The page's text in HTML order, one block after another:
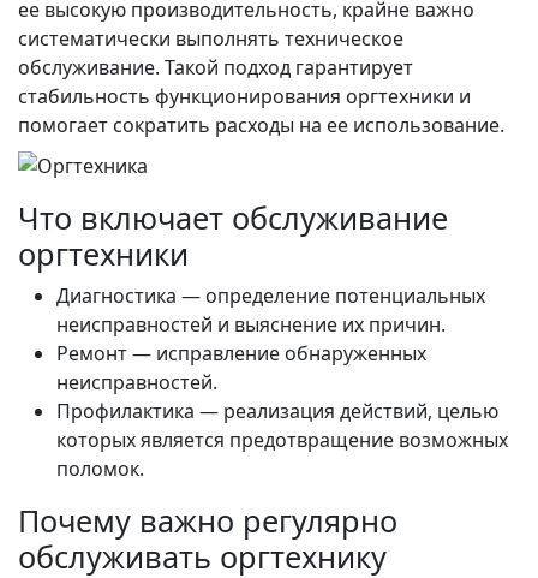
ее высокую производительность, крайне важно
систематически выполнять техническое
обслуживание. Такой подход гарантирует
стабильность функционирования оргтехники и
помогает сократить расходы на ее использование.
Что включает обслуживание
оргтехники
Диагностика — определение потенциальных
неисправностей и выяснение их причин.
Ремонт — исправление обнаруженных
неисправностей.
Профилактика — реализация действий, целью
которых является предотвращение возможных
поломок.
Почему важно регулярно
обслуживать оргтехнику